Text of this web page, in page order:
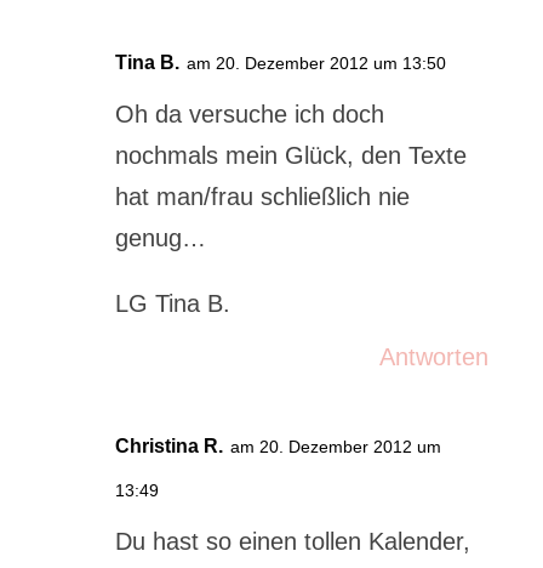
Tina B. am 20. Dezember 2012 um 13:50
Oh da versuche ich doch
nochmals mein Glück, den Texte
hat man/frau schließlich nie
genug…
LG Tina B.
Antworten
Christina R. am 20. Dezember 2012 um
13:49
Du hast so einen tollen Kalender,